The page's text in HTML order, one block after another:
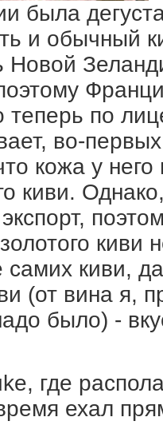
была
и обычный
Новой
теперь по
во-
кожа у
киви.
киви
киви,
(от вина я,
было) -
где
ехал